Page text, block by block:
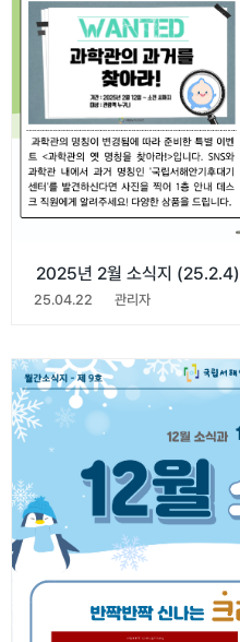
2025년 2월 소식지 (25.2.4)
25.04.22 관리자